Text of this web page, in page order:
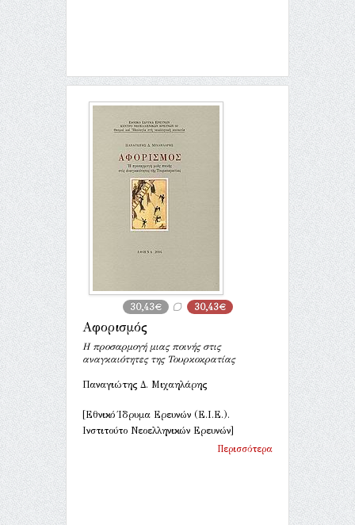
30,43€ 30,43€
Αφορισμός
Η προσαρμογή μιας ποινής στις
αναγκαιότητες της Τουρκοκρατίας
Παναγιώτης Δ. Μιχαηλάρης
[Εθνικό Ίδρυμα Ερευνών (Ε.Ι.Ε.).
Ινστιτούτο Νεοελληνικών Ερευνών]
Περισσότερα